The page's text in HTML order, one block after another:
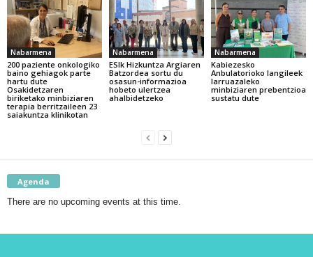
Nabarmena
200 paziente onkologiko
baino gehiagok parte
hartu dute
Osakidetzaren
biriketako minbiziaren
terapia berritzaileen 23
saiakuntza klinikotan
Nabarmena
ESIk Hizkuntza Argiaren
Batzordea sortu du
osasun-informazioa
hobeto ulertzea
ahalbidetzeko
Nabarmena
Kabiezesko
Anbulatorioko langileek
larruazaleko
minbiziaren prebentzioa
sustatu dute
Agenda
There are no upcoming events at this time.